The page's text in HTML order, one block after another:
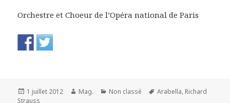
Orchestre et Choeur de l’Opéra national de Paris
Publié
le
1 juillet 2012 Auteur
Mag. Catégories
Non classé
Mots-
Arabella, Richard
Strauss